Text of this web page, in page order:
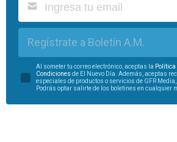
Regístrate a Boletín A.M.
Al someter tu correo electrónico, aceptas la
Condiciones de El Nuevo Día. Además, aceptas
especiales de productos o servicios de GFR
Podrás optar salirte de los boletines en cualquier